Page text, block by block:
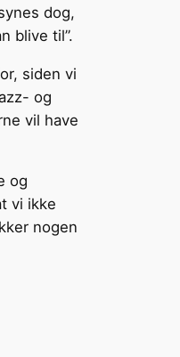
dog,
blive til”.
siden vi
og
vil have
og
vi ikke
nogen